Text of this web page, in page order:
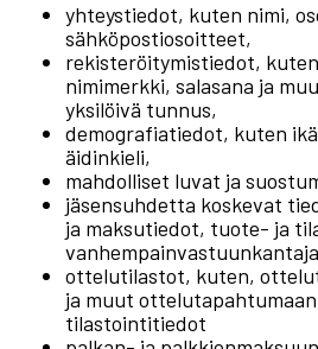
yhteystiedot, kuten nimi,
sähköpostiosoitteet,
rekisteröitymistiedot,
nimimerkki, salasana ja
yksilöivä tunnus,
demografiatiedot, kuten
äidinkieli,
mahdolliset luvat ja
jäsensuhdetta koskevat
ja maksutiedot, tuote- ja
ottelutilastot, kuten,
ja muut
tilastointitiedot